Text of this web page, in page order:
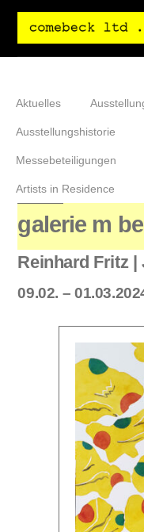
Aktuelles
Ausstellungshistorie
Messebeteiligungen
Artists in Residence
galerie m
Reinhard Fritz |
09.02. –